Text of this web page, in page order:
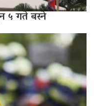
५ गते बस्ने